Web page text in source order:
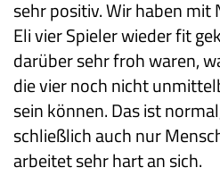
sehr positiv. Wir haben mit
Eli vier Spieler wieder fit
darüber sehr froh waren,
die vier noch nicht
sein können. Das ist
schließlich auch nur
arbeitet sehr hart an sich.